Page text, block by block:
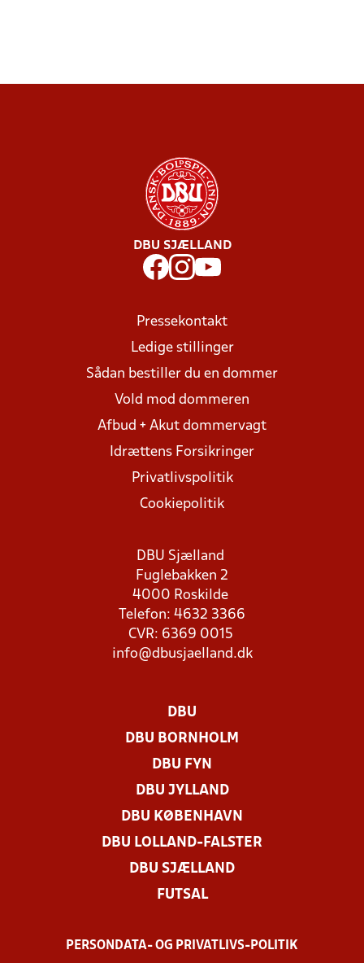
DBU SJÆLLAND
Pressekontakt
Ledige stillinger
Sådan bestiller du en dommer
Vold mod dommeren
Afbud + Akut dommervagt
Idrættens Forsikringer
Privatlivspolitik
Cookiepolitik
DBU Sjælland
Fuglebakken 2
4000 Roskilde
Telefon: 4632 3366
CVR: 6369 0015
info@dbusjaelland.dk
DBU
DBU BORNHOLM
DBU FYN
DBU JYLLAND
DBU KØBENHAVN
DBU LOLLAND-FALSTER
DBU SJÆLLAND
FUTSAL
PERSONDATA- OG PRIVATLIVS-POLITIK